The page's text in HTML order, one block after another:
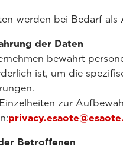
werden bei Bedarf als
der Daten
bewahrt
ist, um die
zur
Betroffenen